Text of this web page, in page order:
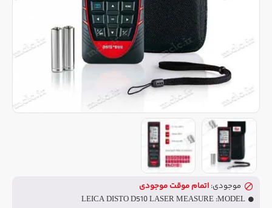
موجودی: اتمام موقت موجودی
MODEL:
LEICA DISTO D510 LASER MEASURE